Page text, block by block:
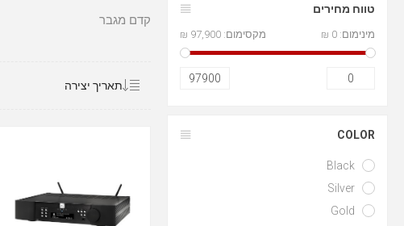
קדם מגבר
טווח מחירים
מינימום: 0 ₪ מקסימום: 97,900 ₪
0
97900
COLOR
Black
Silver
Gold